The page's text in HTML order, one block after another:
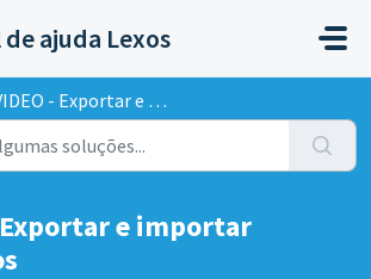
principal
ajuda Lexos
- Exportar e importar produtos
Exportar e importar